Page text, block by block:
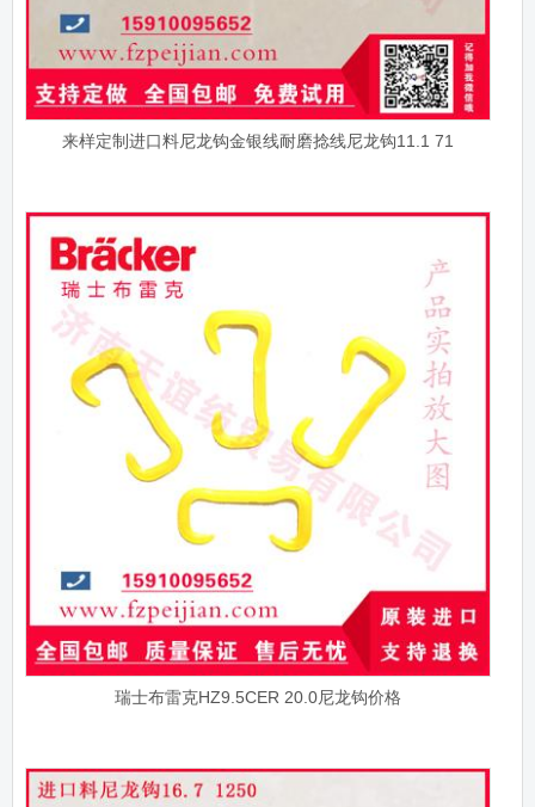
来样定制进口料尼龙钩金银线耐磨捻线尼龙钩11.1 71
瑞士布雷克HZ9.5CER 20.0尼龙钩价格